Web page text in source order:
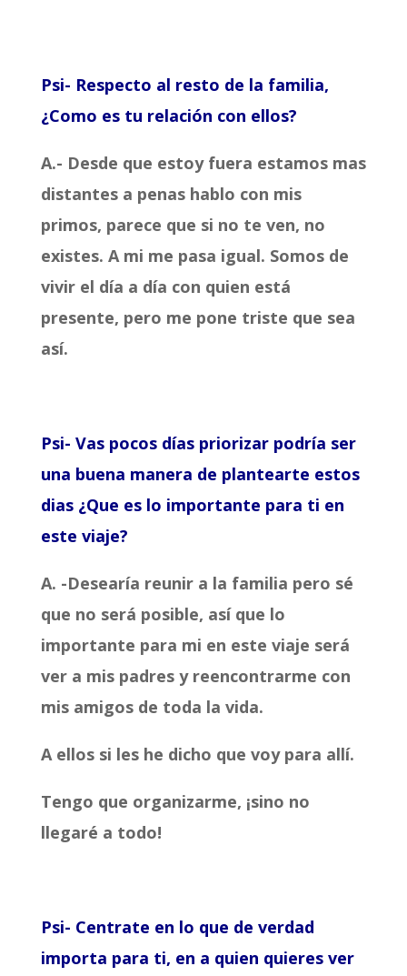
Psi- Respecto al resto de la familia,
¿Como es tu relación con ellos?
A.- Desde que estoy fuera estamos mas
distantes a penas hablo con mis
primos, parece que si no te ven, no
existes. A mi me pasa igual. Somos de
vivir el día a día con quien está
presente, pero me pone triste que sea
así.
Psi- Vas pocos días priorizar podría ser
una buena manera de plantearte estos
dias ¿Que es lo importante para ti en
este viaje?
A. -Desearía reunir a la familia pero sé
que no será posible, así que lo
importante para mi en este viaje será
ver a mis padres y reencontrarme con
mis amigos de toda la vida.
A ellos si les he dicho que voy para allí.
Tengo que organizarme, ¡sino no
llegaré a todo!
Psi- Centrate en lo que de verdad
importa para ti, en a quien quieres ver